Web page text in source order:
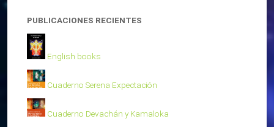
PUBLICACIONES RECIENTES
English books
Cuaderno Serena Expectación
Cuaderno Devachán y Kamaloka